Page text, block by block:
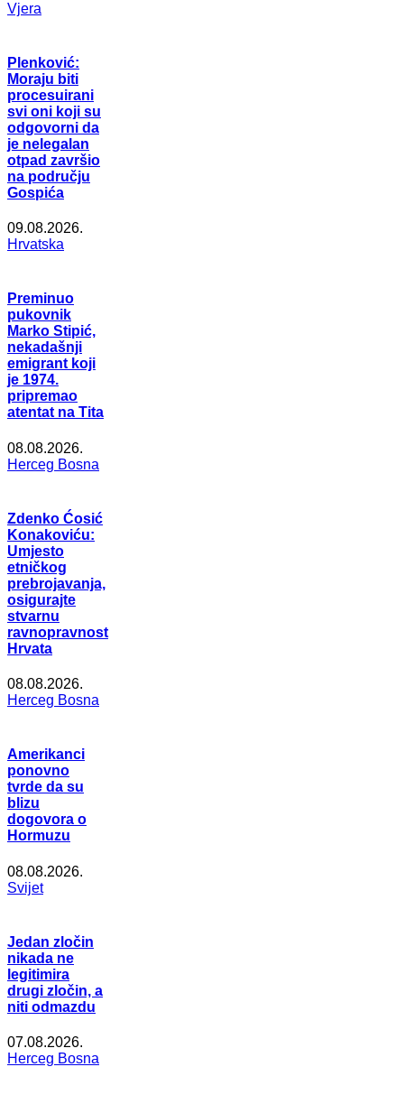
Vjera
Plenković:
Moraju biti
procesuirani
svi oni koji su
odgovorni da
je nelegalan
otpad završio
na području
Gospića
09.08.2026.
Hrvatska
Preminuo
pukovnik
Marko Stipić,
nekadašnji
emigrant koji
je 1974.
pripremao
atentat na Tita
08.08.2026.
Herceg Bosna
Zdenko Ćosić
Konakoviću:
Umjesto
etničkog
prebrojavanja,
osigurajte
stvarnu
ravnopravnost
Hrvata
08.08.2026.
Herceg Bosna
Amerikanci
ponovno
tvrde da su
blizu
dogovora o
Hormuzu
08.08.2026.
Svijet
Jedan zločin
nikada ne
legitimira
drugi zločin, a
niti odmazdu
07.08.2026.
Herceg Bosna